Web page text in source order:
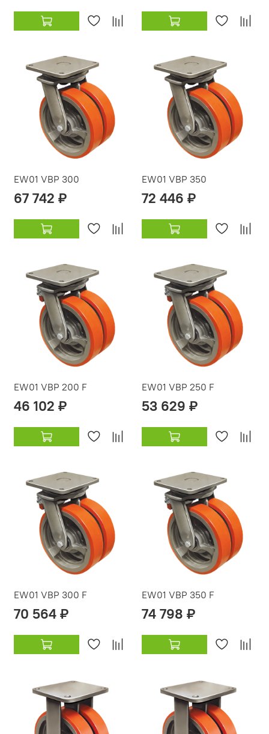
EW01 VBP 300
67 742 ₽
EW01 VBP 350
72 446 ₽
EW01 VBP 200 F
46 102 ₽
EW01 VBP 250 F
53 629 ₽
EW01 VBP 300 F
70 564 ₽
EW01 VBP 350 F
74 798 ₽